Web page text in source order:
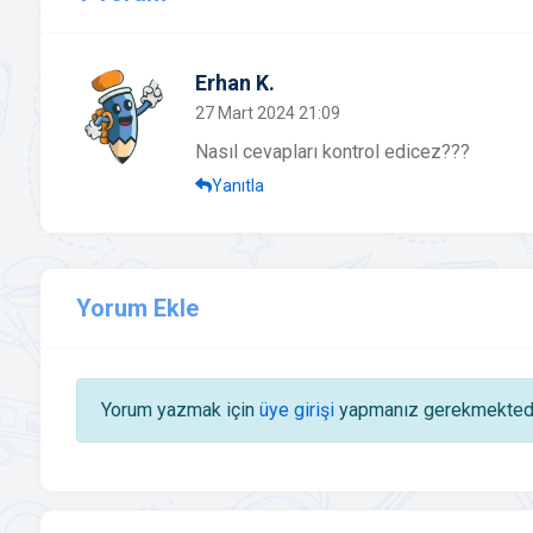
Erhan K.
27 Mart 2024 21:09
Nasıl cevapları kontrol edicez???
Yanıtla
Yorum Ekle
Yorum yazmak için üye girişiyapmanız